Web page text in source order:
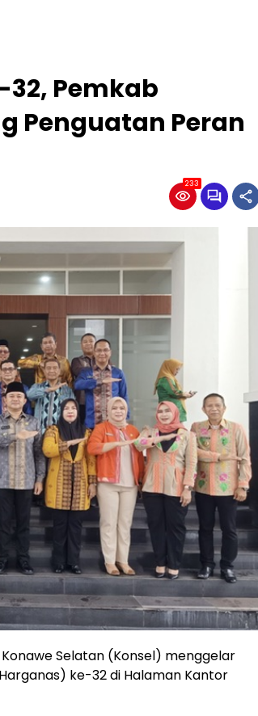
Pemkab
Penguatan Peran
233
Selatan (Konsel) menggelar
ke-32 di Halaman Kantor